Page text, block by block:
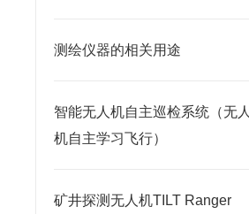
测绘仪器的相关用途
智能无人机自主巡检系统（无人
机自主学习飞行）
矿井探测无人机TILT Ranger